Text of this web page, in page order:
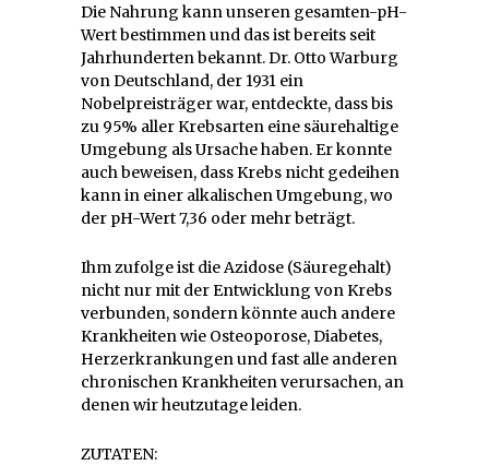
Die Nahrung kann unseren gesamten-pH-
Wert bestimmen und das ist bereits seit
Jahrhunderten bekannt. Dr. Otto Warburg
von Deutschland, der 1931 ein
Nobelpreisträger war, entdeckte, dass bis
zu 95% aller Krebsarten eine säurehaltige
Umgebung als Ursache haben. Er konnte
auch beweisen, dass Krebs nicht gedeihen
kann in einer alkalischen Umgebung, wo
der pH-Wert 7,36 oder mehr beträgt.
Ihm zufolge ist die Azidose (Säuregehalt)
nicht nur mit der Entwicklung von Krebs
verbunden, sondern könnte auch andere
Krankheiten wie Osteoporose, Diabetes,
Herzerkrankungen und fast alle anderen
chronischen Krankheiten verursachen, an
denen wir heutzutage leiden.
ZUTATEN: